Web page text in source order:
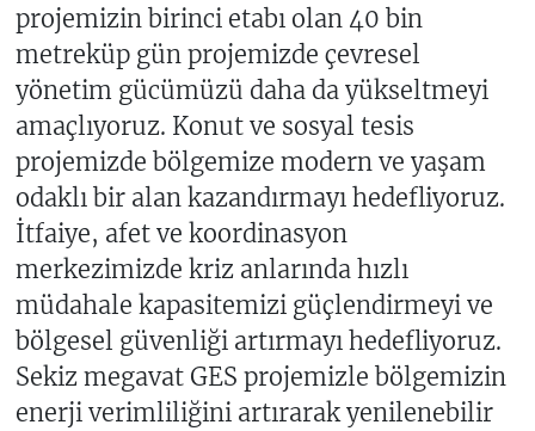
projemizin birinci etabı olan 40 bin
metreküp gün projemizde çevresel
yönetim gücümüzü daha da yükseltmeyi
amaçlıyoruz. Konut ve sosyal tesis
projemizde bölgemize modern ve yaşam
odaklı bir alan kazandırmayı hedefliyoruz.
İtfaiye, afet ve koordinasyon
merkezimizde kriz anlarında hızlı
müdahale kapasitemizi güçlendirmeyi ve
bölgesel güvenliği artırmayı hedefliyoruz.
Sekiz megavat GES projemizle bölgemizin
enerji verimliliğini artırarak yenilenebilir